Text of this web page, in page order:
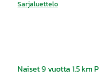
Sarjaluettelo
Naiset 9 vuotta 1.5 km P